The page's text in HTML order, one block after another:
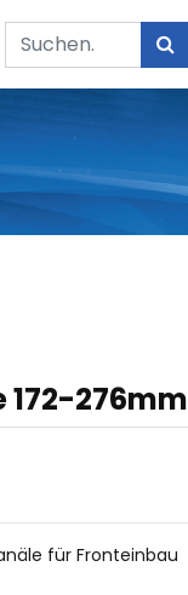
276mm
für Fronteinbau